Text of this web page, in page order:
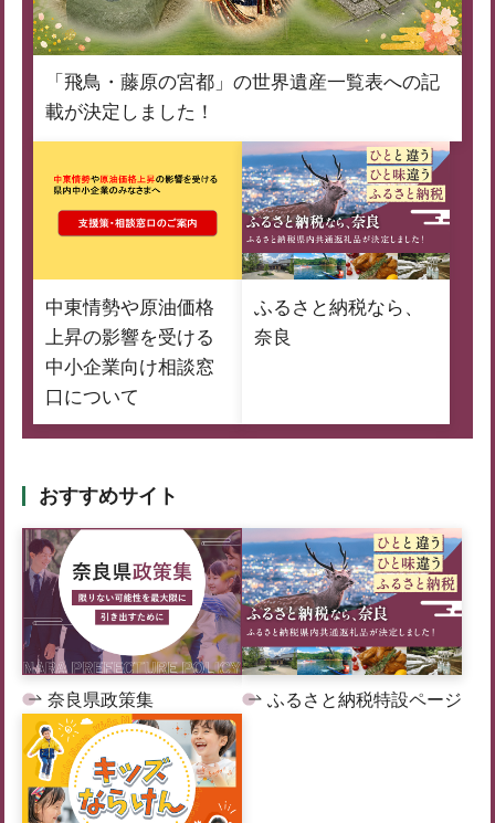
「飛鳥・藤原の宮都」の世界遺産一覧表への記
載が決定しました！
中東情勢や原油価格
上昇の影響を受ける
中小企業向け相談窓
口について
ふるさと納税なら、
奈良
おすすめサイト
奈良県政策集 ふるさと納税特設ページ